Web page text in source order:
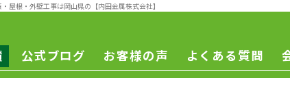
屋根・外壁工事は岡山県の【内田金属株式会社】
公式ブログ お客様の声 よくある質問